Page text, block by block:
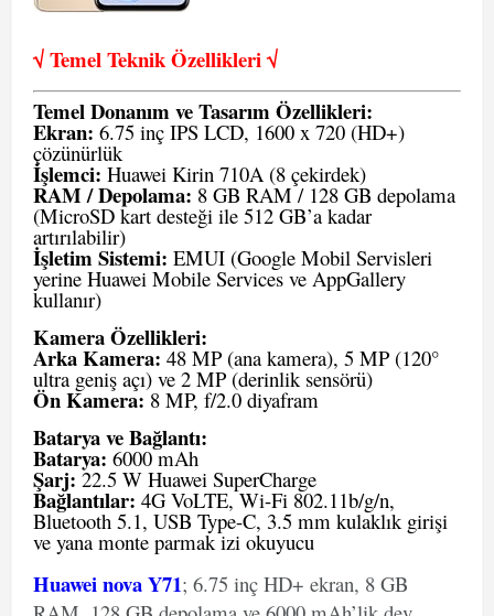
√ Temel Teknik Özellikleri √
Temel Donanım ve Tasarım Özellikleri:
Ekran: 6.75 inç IPS LCD, 1600 x 720 (HD+)
çözünürlük
İşlemci: Huawei Kirin 710A (8 çekirdek)
RAM / Depolama: 8 GB RAM / 128 GB depolama
(MicroSD kart desteği ile 512 GB’a kadar
artırılabilir)
İşletim Sistemi: EMUI (Google Mobil Servisleri
yerine Huawei Mobile Services ve AppGallery
kullanır)
Kamera Özellikleri:
Arka Kamera: 48 MP (ana kamera), 5 MP (120°
ultra geniş açı) ve 2 MP (derinlik sensörü)
Ön Kamera:8 MP, f/2.0 diyafram
Batarya ve Bağlantı:
Batarya: 6000 mAh
Şarj: 22.5 W Huawei SuperCharge
Bağlantılar: 4G VoLTE, Wi-Fi 802.11b/g/n,
Bluetooth 5.1, USB Type-C, 3.5 mm kulaklık girişi
ve yana monte parmak izi okuyucu
Huawei nova Y71; 6.75 inç HD+ ekran, 8 GB